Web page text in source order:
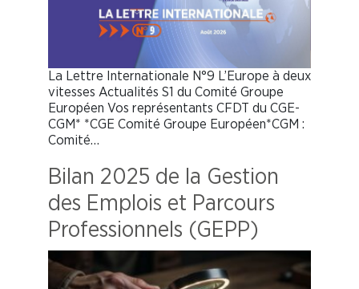
La Lettre Internationale N°9 L’Europe à deux
vitesses Actualités S1 du Comité Groupe
Européen Vos représentants CFDT du CGE-
CGM* *CGE Comité Groupe Européen*CGM :
Comité…
Bilan 2025 de la Gestion
des Emplois et Parcours
Professionnels (GEPP)